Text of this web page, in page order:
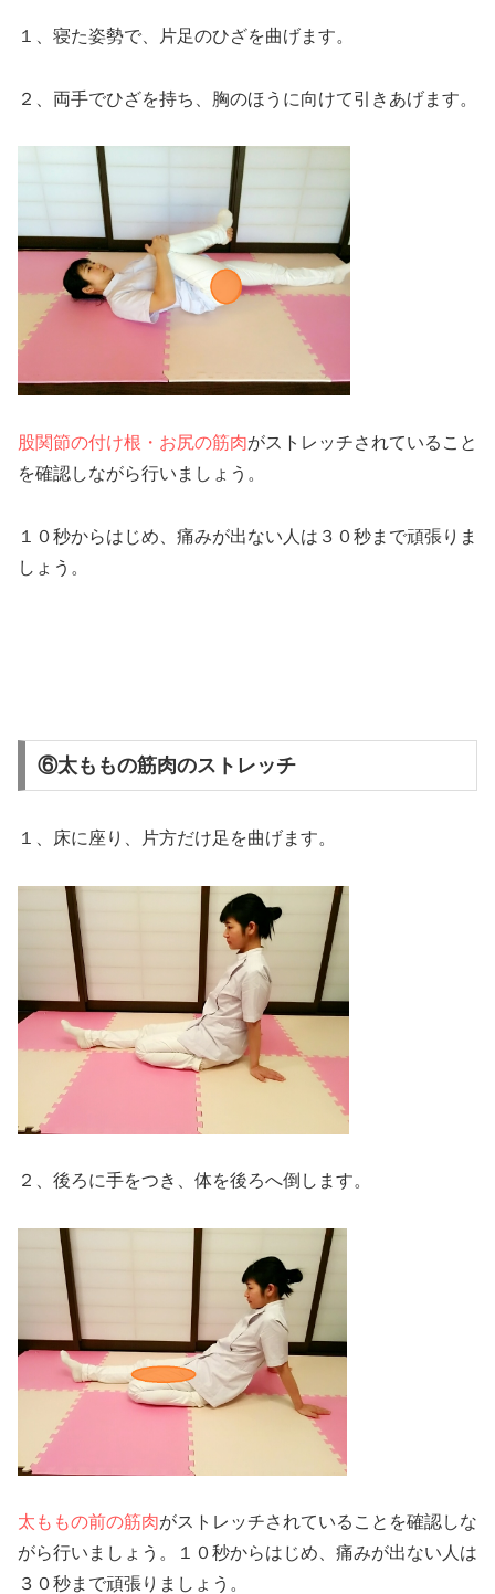
１、寝た姿勢で、片足のひざを曲げます。
２、両手でひざを持ち、胸のほうに向けて引きあげます。
股関節の付け根・お尻の筋肉がストレッチされていること
を確認しながら行いましょう。
１０秒からはじめ、痛みが出ない人は３０秒まで頑張りま
しょう。
⑥太ももの筋肉のストレッチ
１、床に座り、片方だけ足を曲げます。
２、後ろに手をつき、体を後ろへ倒します。
太ももの前の筋肉がストレッチされていることを確認しな
がら行いましょう。１０秒からはじめ、痛みが出ない人は
３０秒まで頑張りましょう。